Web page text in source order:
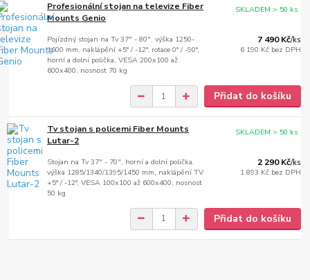
Profesionální stojan na televize Fiber
Mounts Genio
Pojízdný stojan na Tv 37" - 80", výška 1250-
1600 mm, naklápění +5° / -12°, rotace 0° / -90°,
horní a dolní polička, VESA 200x100 až
600x400, nosnost 70 kg
7 490 Kč/ks
6 190 Kč bez DPH
SKLADEM > 50 ks
Přidat do košíku
Tv stojan s policemi Fiber Mounts
Lutar-2
Stojan na Tv 37" - 70", horní a dolní polička,
výška 1285/1340/1395/1450 mm, naklápění TV
+5° / -12°, VESA 100x100 až 600x400, nosnost
50 kg
2 290 Kč/ks
1 893 Kč bez DPH
SKLADEM > 50 ks
Přidat do košíku